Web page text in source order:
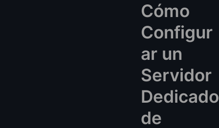
Cómo
Configur
ar un
Servidor
Dedicado
de